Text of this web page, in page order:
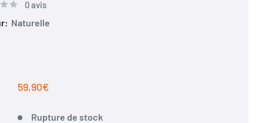
0 avis
Naturelle
Prix
59,90€
Rupture de stock